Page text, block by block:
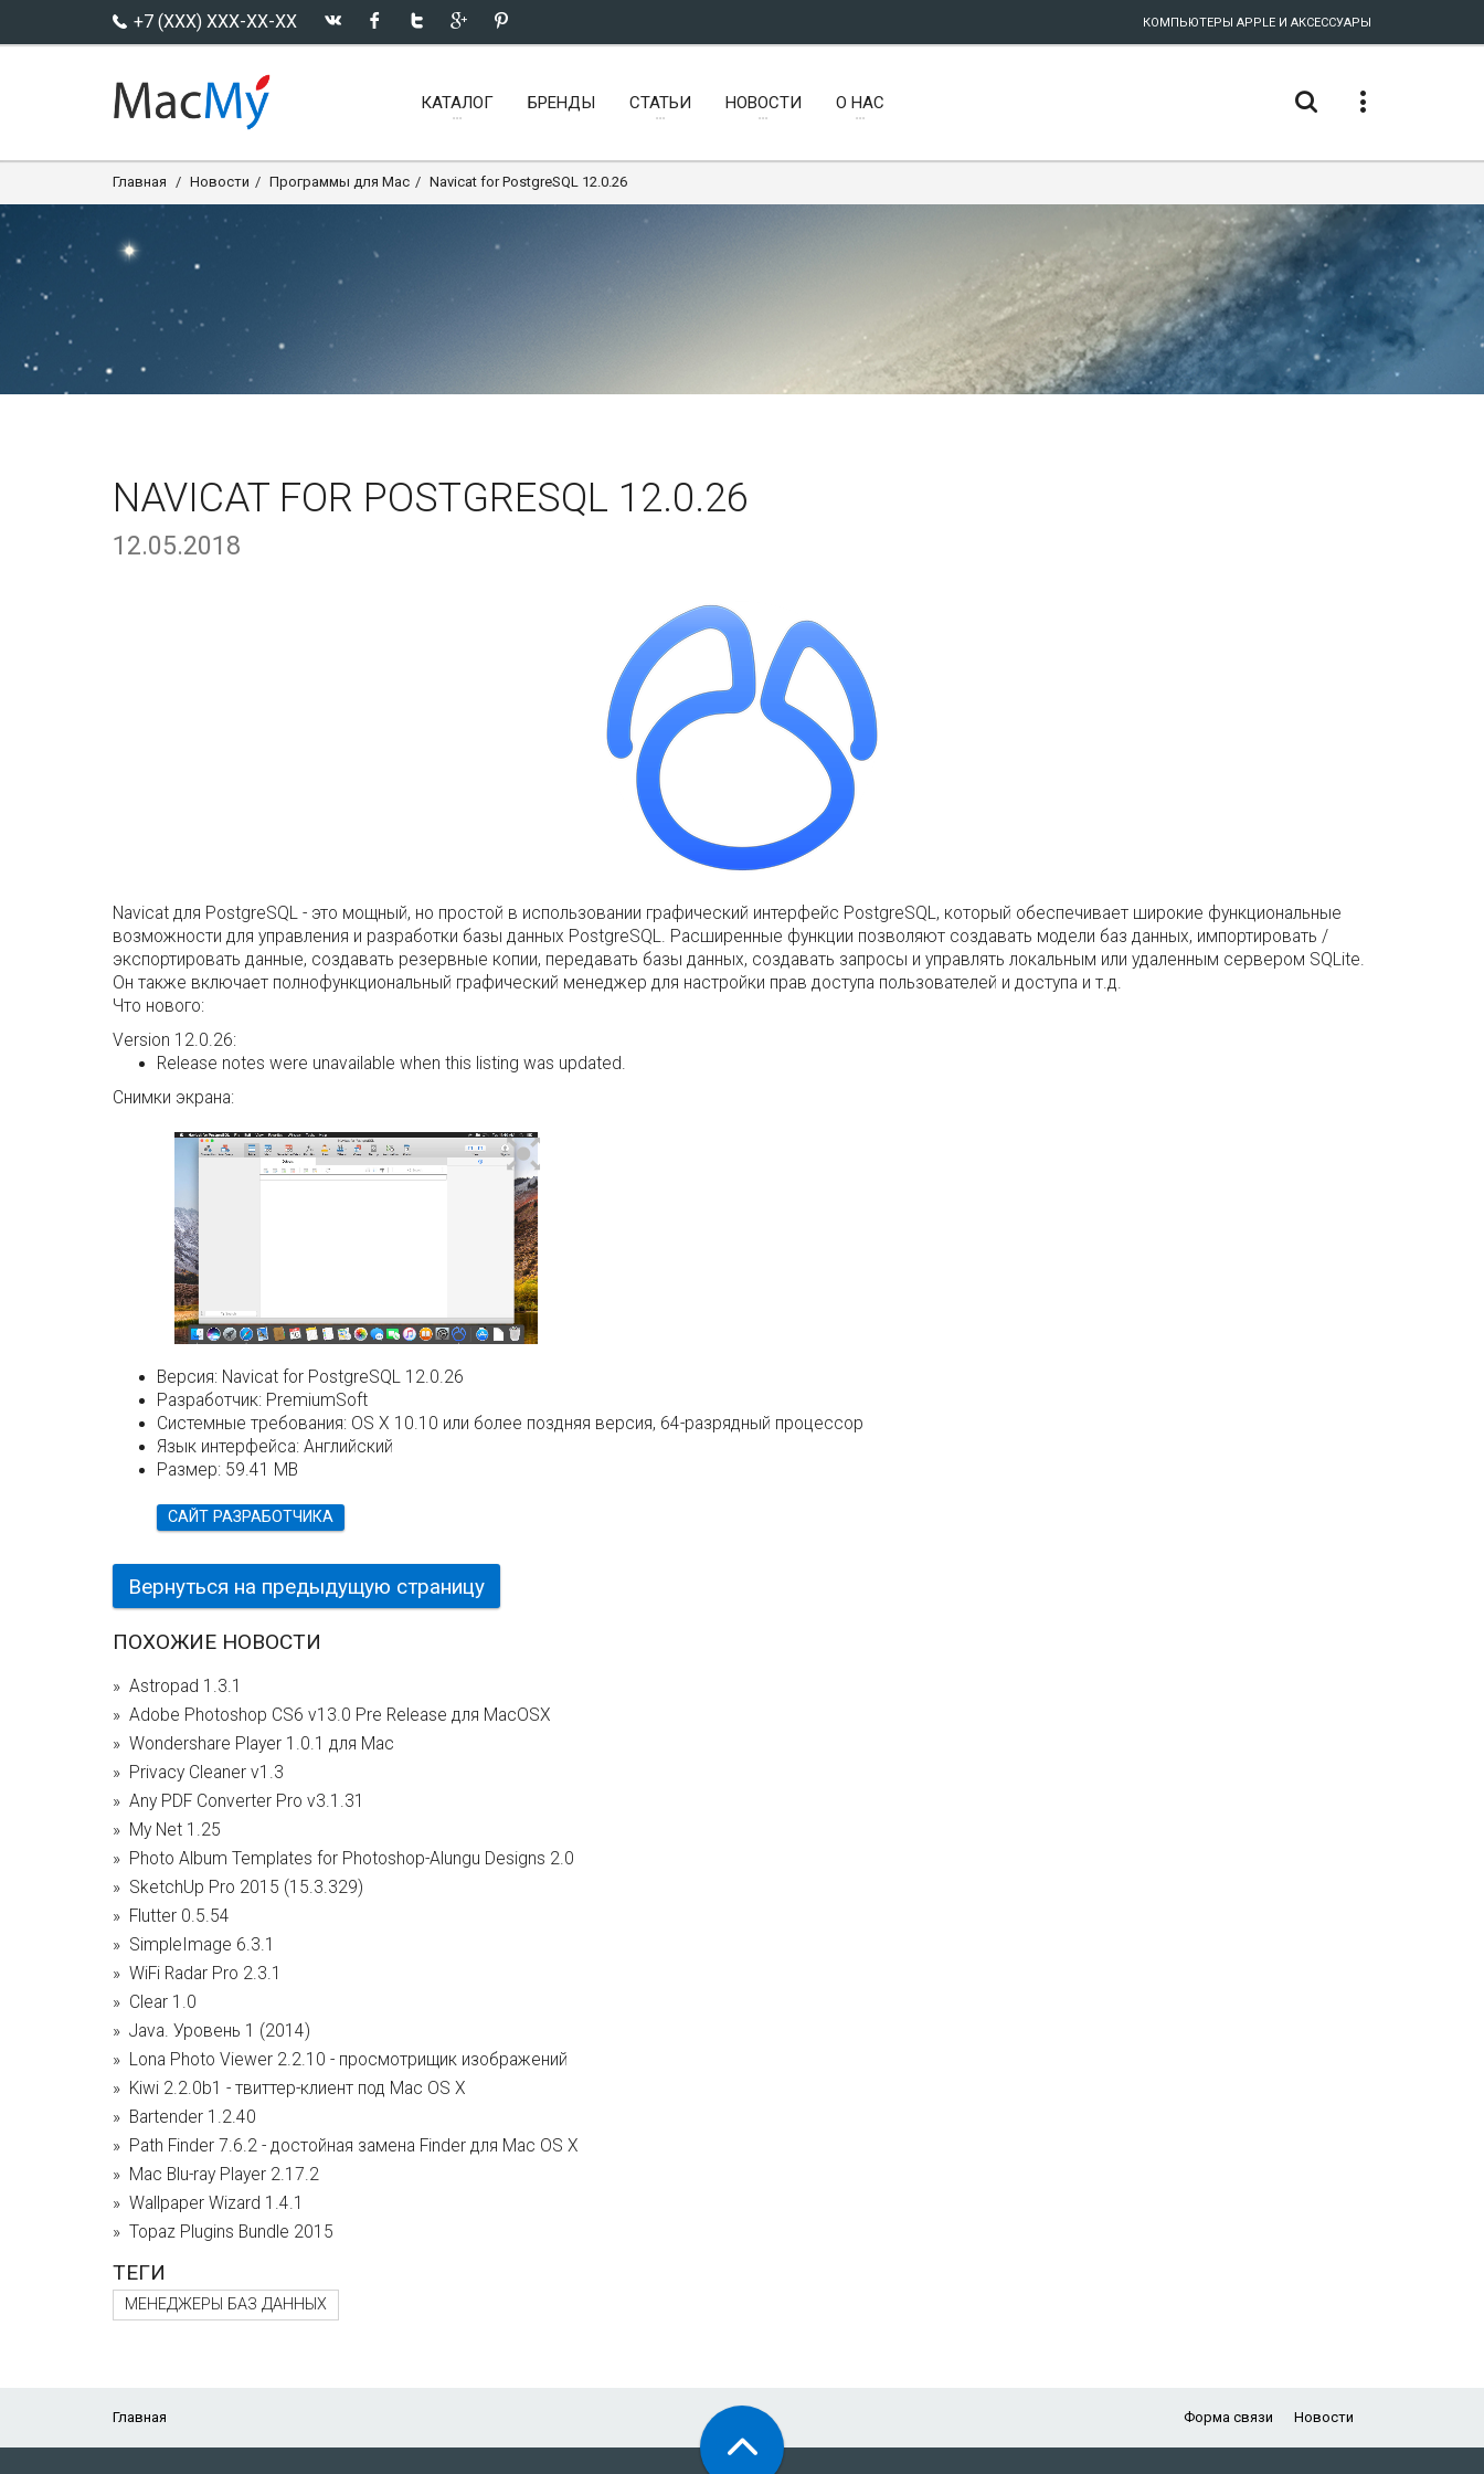
+7 (XXX) XXX-XX-XX КОМПЬЮТЕРЫ APPLE И АКСЕССУАРЫ
КАТАЛОГ БРЕНДЫ СТАТЬИ НОВОСТИ О НАС
Главная Новости Программы для Mac Navicat for PostgreSQL 12.0.26
NAVICAT FOR POSTGRESQL 12.0.26
12.05.2018
Navicat для PostgreSQL - это мощный, но простой в использовании графический интерфейс PostgreSQL, который обеспечивает широкие функциональные
возможности для управления и разработки базы данных PostgreSQL. Расширенные функции позволяют создавать модели баз данных, импортировать /
экспортировать данные, создавать резервные копии, передавать базы данных, создавать запросы и управлять локальным или удаленным сервером SQLite.
Он также включает полнофункциональный графический менеджер для настройки прав доступа пользователей и доступа и т.д.
Что нового:
Version 12.0.26:
Release notes were unavailable when this listing was updated.
Снимки экрана:
Версия: Navicat for PostgreSQL 12.0.26
Разработчик: PremiumSoft
Системные требования: OS X 10.10 или более поздняя версия, 64-разрядный процессор
Язык интерфейса: Английский
Размер: 59.41 MB
САЙТ РАЗРАБОТЧИКА
Вернуться на предыдущую страницу
ПОХОЖИЕ НОВОСТИ
Astropad 1.3.1
Adobe Photoshop CS6 v13.0 Pre Release для MacOSX
Wondershare Player 1.0.1 для Mac
Privacy Cleaner v1.3
Any PDF Converter Pro v3.1.31
My Net 1.25
Photo Album Templates for Photoshop-Alungu Designs 2.0
SketchUp Pro 2015 (15.3.329)
Flutter 0.5.54
SimpleImage 6.3.1
WiFi Radar Pro 2.3.1
Clear 1.0
Java. Уровень 1 (2014)
Lona Photo Viewer 2.2.10 - просмотрищик изображений
Kiwi 2.2.0b1 - твиттер-клиент под Mac OS X
Bartender 1.2.40
Path Finder 7.6.2 - достойная замена Finder для Mac OS X
Mac Blu-ray Player 2.17.2
Wallpaper Wizard 1.4.1
Topaz Plugins Bundle 2015
ТЕГИ
МЕНЕДЖЕРЫ БАЗ ДАННЫХ
Главная Форма связи Новости